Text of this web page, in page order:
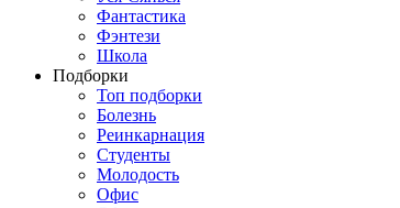
Фантастика
Фэнтези
Школа
Подборки
Топ подборки
Болезнь
Реинкарнация
Студенты
Молодость
Офис